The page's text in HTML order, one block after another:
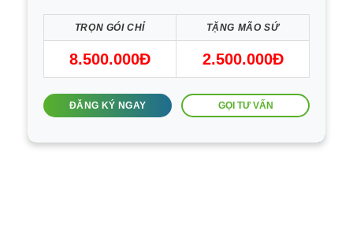
TRỌN GÓI CHỈ TẶNG MÃO SỨ
8.500.000Đ 2.500.000Đ
ĐĂNG KÝ NGAY GỌI TƯ VẤN